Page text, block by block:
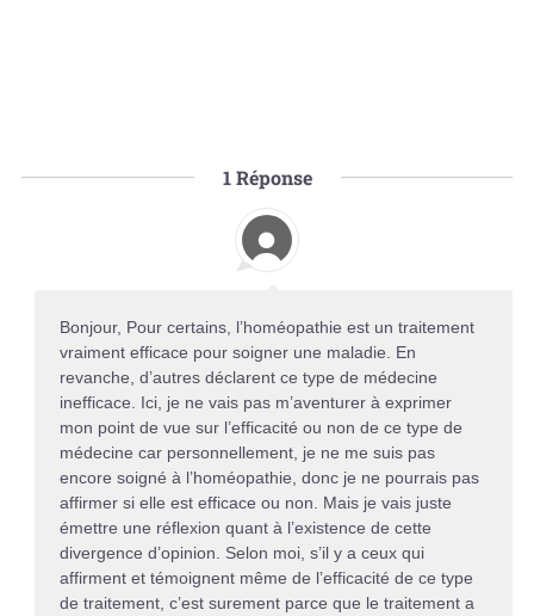
1Réponse
Bonjour, Pour certains, l’homéopathie est un traitement
vraiment efficace pour soigner une maladie. En
revanche, d’autres déclarent ce type de médecine
inefficace. Ici, je ne vais pas m’aventurer à exprimer
mon point de vue sur l’efficacité ou non de ce type de
médecine car personnellement, je ne me suis pas
encore soigné à l’homéopathie, donc je ne pourrais pas
affirmer si elle est efficace ou non. Mais je vais juste
émettre une réflexion quant à l’existence de cette
divergence d’opinion. Selon moi, s’il y a ceux qui
affirment et témoignent même de l’efficacité de ce type
de traitement, c’est surement parce que le traitement a